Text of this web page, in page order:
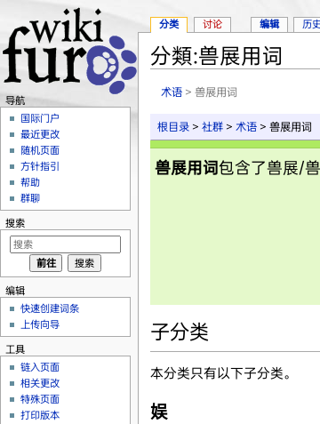
分類:兽展用词
术语 > 兽展用词
根目录 >社群 >术语 > 兽展用词
兽展用词包含了兽展/
子分类
本分类只有以下子分类。
娱
分类 讨论 编辑 历史
导航
国际门户
最近更改
随机页面
方针指引
帮助
群聊
搜索
编辑
快速创建词条
上传向导
工具
链入页面
相关更改
特殊页面
打印版本